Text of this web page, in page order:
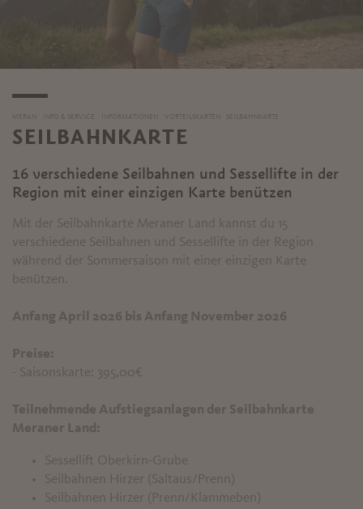
MERAN INFO & SERVICE INFORMATIONEN VORTEILSKARTEN SEILBAHNKARTE
SEILBAHNKARTE
16 verschiedene Seilbahnen und Sessellifte in der
Region mit einer einzigen Karte benützen
Mit der Seilbahnkarte Meraner Land kannst du 15
verschiedene Seilbahnen und Sessellifte in der Region
während der Sommersaison mit einer einzigen Karte
benützen.
Anfang April 2026 bis Anfang November 2026
Preise:
- Saisonskarte: 395,00€
Teilnehmende Aufstiegsanlagen der Seilbahnkarte
Meraner Land:
Sessellift Oberkirn-Grube
Seilbahnen Hirzer (Saltaus/Prenn)
Seilbahnen Hirzer (Prenn/Klammeben)